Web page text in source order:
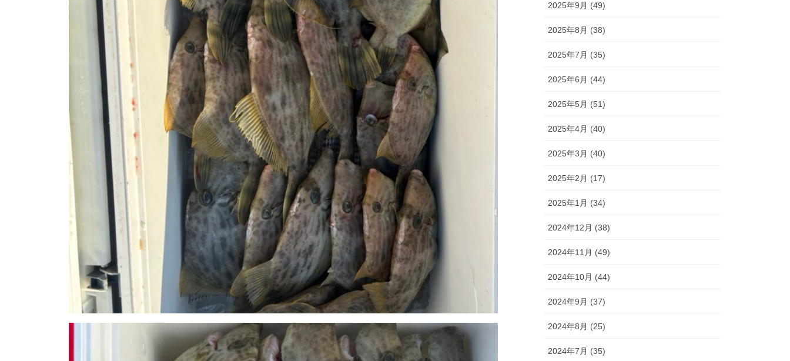
2025年9月 (49)
2025年8月 (38)
2025年7月 (35)
2025年6月 (44)
2025年5月 (51)
2025年4月 (40)
2025年3月 (40)
2025年2月 (17)
2025年1月 (34)
2024年12月 (38)
2024年11月 (49)
2024年10月 (44)
2024年9月 (37)
2024年8月 (25)
2024年7月 (35)